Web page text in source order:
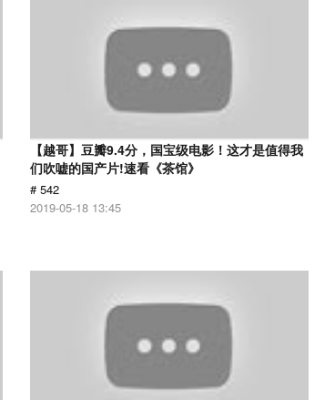
【越哥】豆瓣9.4分，国宝级电影！这才是值得我
们吹嘘的国产片!速看《茶馆》
# 542
2019-05-18 13:45